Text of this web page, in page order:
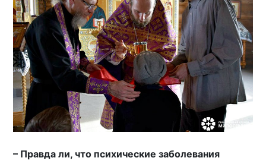
– Правда ли, что психические заболевания